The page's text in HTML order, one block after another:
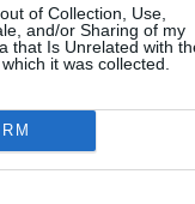
of Collection, Use,
and/or Sharing of my
that Is Unrelated with
it was collected.
Laive planuoja
tūkstančių žmonių:
plaukiojantis miestas
Nemalonus kvapas
be chemijos: ką